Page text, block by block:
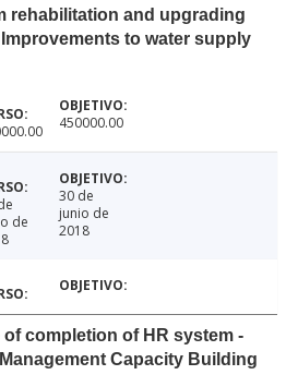
rehabilitation and upgrading
to water supply
450000.00
de
30 de
junio de
2018
completion of HR system -
Capacity Building